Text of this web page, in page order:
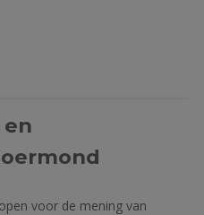
voor de mening van